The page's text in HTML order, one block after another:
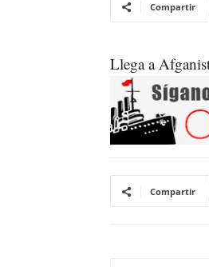
Compartir
Llega a
Compartir